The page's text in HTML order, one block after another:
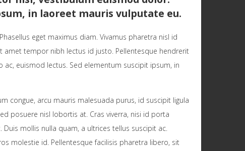
in laoreet mauris vulputate eu.
eget maximus diam. Vivamus pharetra nisl id
amet tempor nibh lectus id justo. Pellentesque hendrerit
ac, euismod lectus. Sed elementum suscipit ipsum, in
congue, arcu mauris malesuada purus, id suscipit ligula
posuere nisl lobortis at. Cras viverra, nisi id porta
mollis nulla quam, a ultrices tellus suscipit ac.
molestie id. Pellentesque facilisis pharetra libero, sit